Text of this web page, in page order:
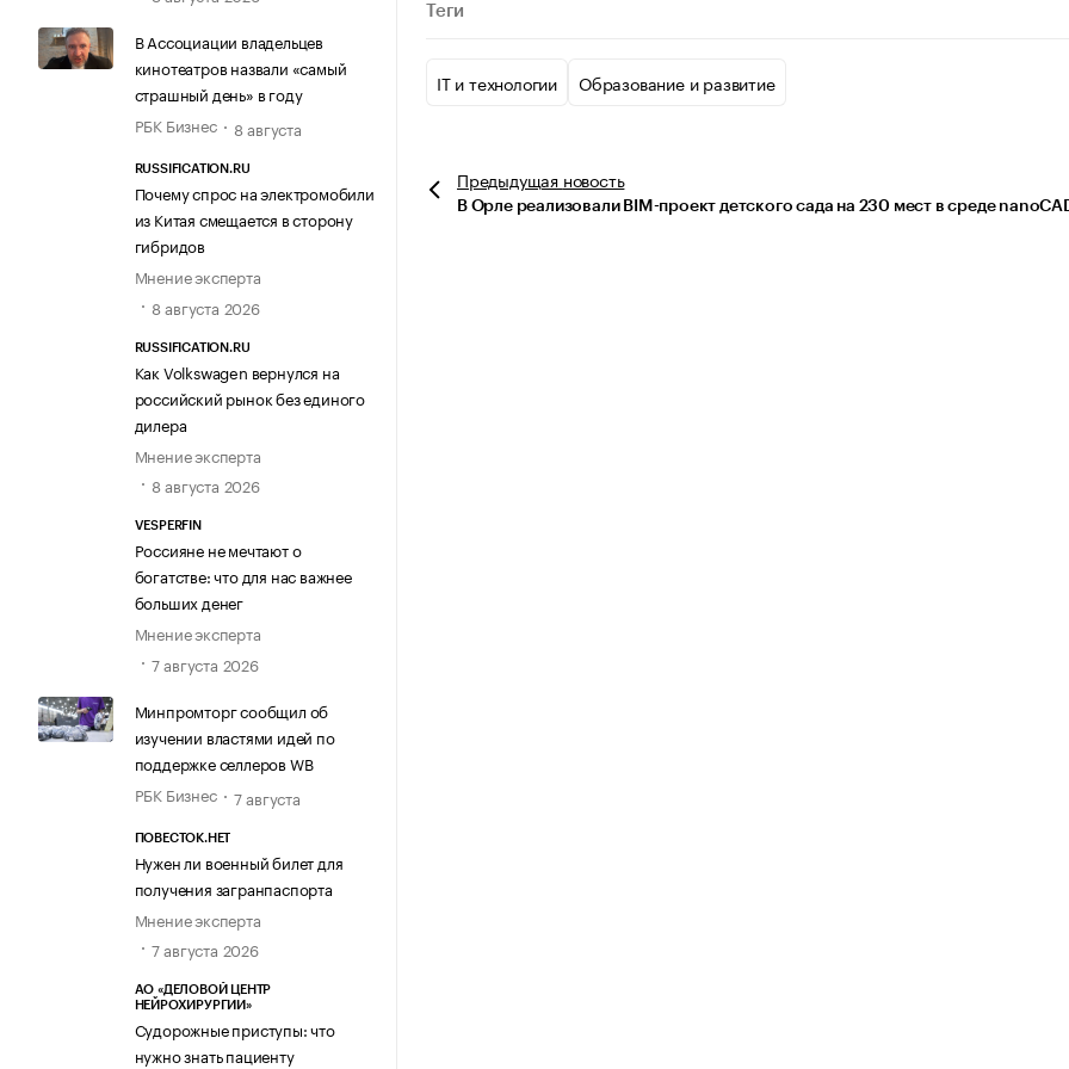
В Ассоциации владельцев
кинотеатров назвали «самый
страшный день» в году
РБК Бизнес
8 августа
RUSSIFICATION.RU
Почему спрос на электромобили
из Китая смещается в сторону
гибридов
Мнение эксперта
8 августа 2026
RUSSIFICATION.RU
Как Volkswagen вернулся на
российский рынок без единого
дилера
Мнение эксперта
8 августа 2026
VESPERFIN
Россияне не мечтают о
богатстве: что для нас важнее
больших денег
Мнение эксперта
7 августа 2026
Минпромторг сообщил об
изучении властями идей по
поддержке селлеров WB
РБК Бизнес
7 августа
ПОВЕСТОК.НЕТ
Нужен ли военный билет для
получения загранпаспорта
Мнение эксперта
7 августа 2026
АО «ДЕЛОВОЙ ЦЕНТР
НЕЙРОХИРУРГИИ»
Судорожные приступы: что
нужно знать пациенту
Теги
IT и технологии Образование и развитие
Предыдущая новость
В Орле реализовали BIM-проект детского сада на 230 мест в среде